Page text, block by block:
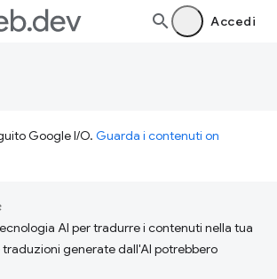
Accedi
Google I/O. Guarda i contenuti on
AI per tradurre i contenuti nella tua
generate dall'AI potrebbero